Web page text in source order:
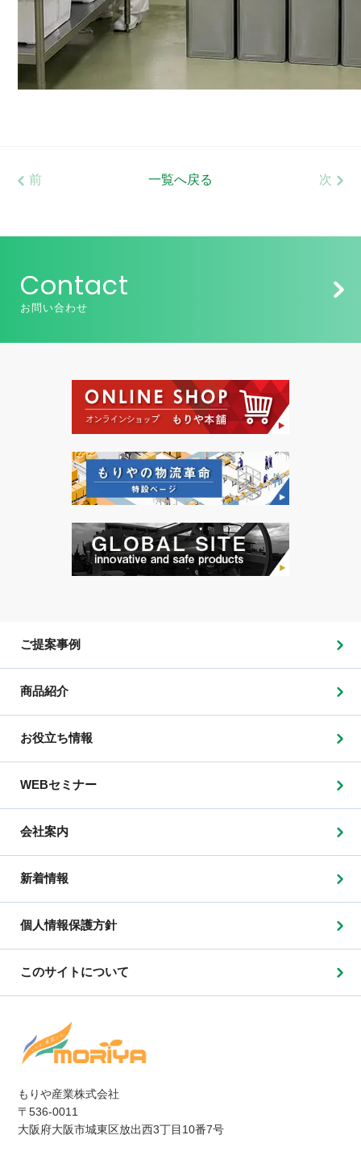
前 一覧へ戻る 次
Contact
お問い合わせ
もりや産業株式会社
〒536-0011
大阪府大阪市城東区放出西3丁目10番7号
ご提案事例
商品紹介
お役立ち情報
WEBセミナー
会社案内
新着情報
個人情報保護方針
このサイトについて